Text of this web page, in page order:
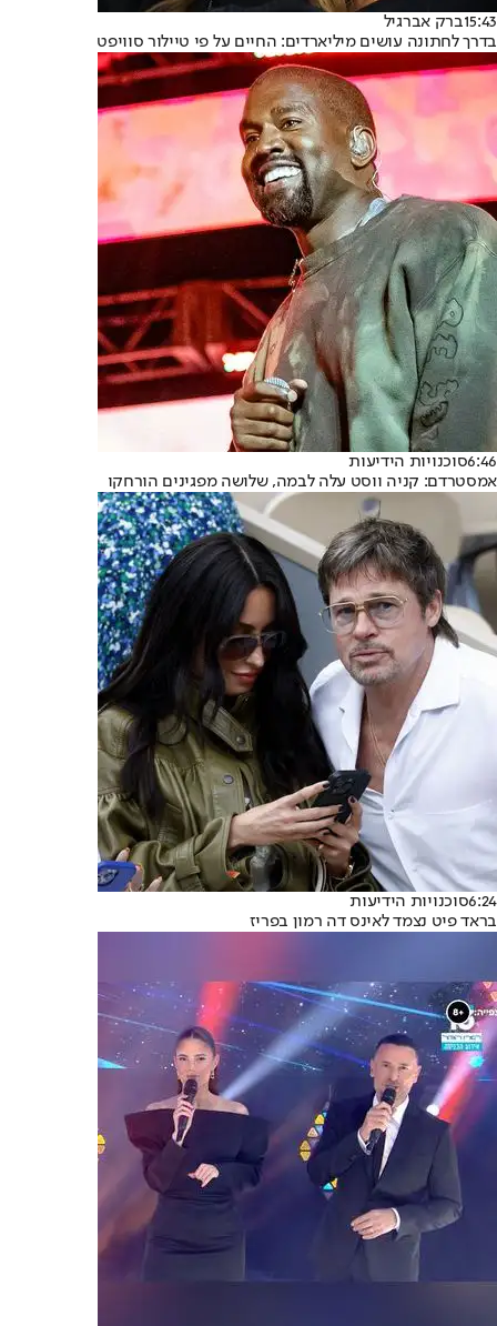
15:43ברק אברגיל
בדרך לחתונה עושים מיליארדים: החיים על פי טיילור סוויפט
6:46סוכנויות הידיעות
אמסטרדם: קניה ווסט עלה לבמה, שלושה מפגינים הורחקו
6:24סוכנויות הידיעות
בראד פיט נצמד לאינס דה רמון בפריז